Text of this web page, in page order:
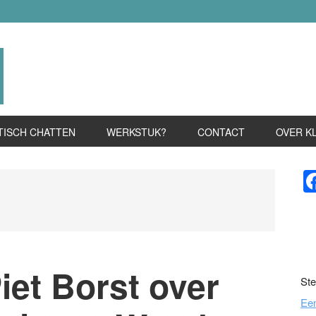
CHATTEN WERKSTUK? CONTACT OVER
Borst over